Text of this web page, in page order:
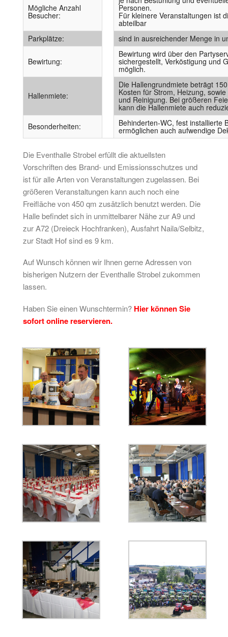
Mögliche Anzahl
Besucher:
Personen.
Für kleinere Veranstaltungen ist
abteilbar
Parkplätze:
sind in ausreichender Menge in
Bewirtung:
Bewirtung wird über den
sichergestellt, Verköstigung und
möglich.
Hallenmiete:
Die Hallengrundmiete beträgt
Kosten für Strom, Heizung,
und Reinigung. Bei größeren
kann die Hallenmiete auch
Besonderheiten:
Behinderten-WC, fest installierte
ermöglichen auch aufwendige
Die Eventhalle Strobel erfüllt die aktuellsten
Vorschriften des Brand- und Emissionsschutzes und
ist für alle Arten von Veranstaltungen zugelassen. Bei
größeren Veranstaltungen kann auch noch eine
Freifläche von 450 qm zusätzlich benutzt werden. Die
Halle befindet sich in unmittelbarer Nähe zur A9 und
zur A72 (Dreieck Hochfranken), Ausfahrt Naila/Selbitz,
zur Stadt Hof sind es 9 km.
Auf Wunsch können wir Ihnen gerne Adressen von
bisherigen Nutzern der Eventhalle Strobel zukommen
lassen.
Haben Sie einen Wunschtermin? Hier können Sie
sofort online reservieren.